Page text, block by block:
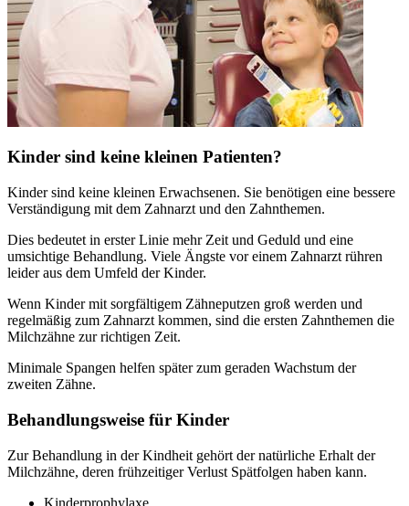
Kinder sind keine kleinen Patienten?
Kinder sind keine kleinen Erwachsenen. Sie benötigen eine bessere
Verständigung mit dem Zahnarzt und den Zahnthemen.
Dies bedeutet in erster Linie mehr Zeit und Geduld und eine
umsichtige Behandlung. Viele Ängste vor einem Zahnarzt rühren
leider aus dem Umfeld der Kinder.
Wenn Kinder mit sorgfältigem Zähneputzen groß werden und
regelmäßig zum Zahnarzt kommen, sind die ersten Zahnthemen die
Milchzähne zur richtigen Zeit.
Minimale Spangen helfen später zum geraden Wachstum der
zweiten Zähne.
Behandlungsweise für Kinder
Zur Behandlung in der Kindheit gehört der natürliche Erhalt der
Milchzähne, deren frühzeitiger Verlust Spätfolgen haben kann.
Kinderprophylaxe